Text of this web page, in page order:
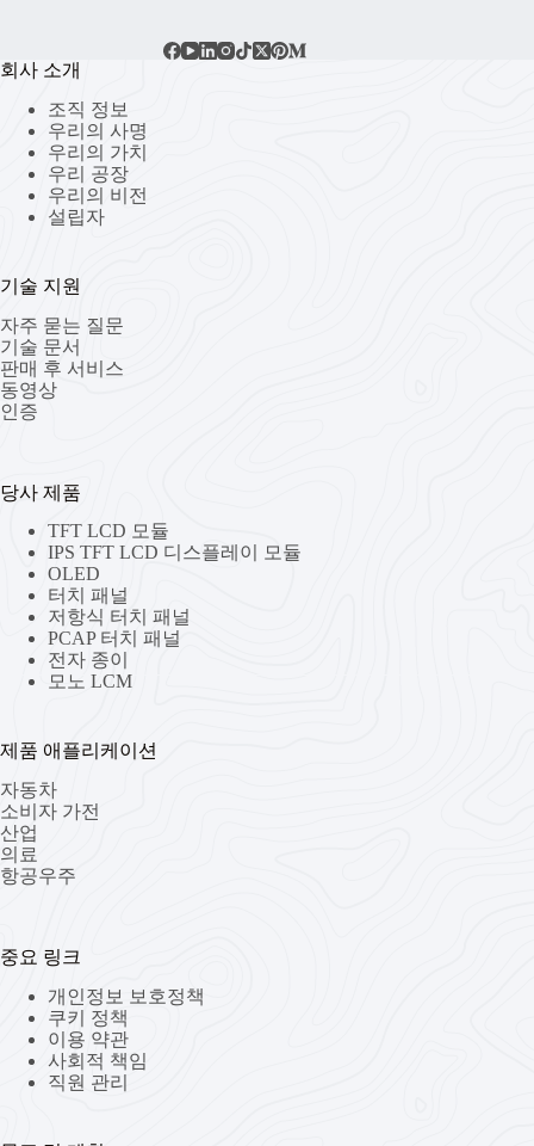
회사 소개
조직 정보
우리의 사명
우리의 가치
우리 공장
우리의 비전
설립자
기술 지원
자주 묻는 질문
기술 문서
판매 후 서비스
동영상
인증
당사 제품
TFT LCD 모듈
IPS TFT LCD 디스플레이 모듈
OLED
터치 패널
저항식 터치 패널
PCAP 터치 패널
전자 종이
모노 LCM
제품 애플리케이션
자동차
소비자 가전
산업
의료
항공우주
중요 링크
개인정보 보호정책
쿠키 정책
이용 약관
사회적 책임
직원 관리